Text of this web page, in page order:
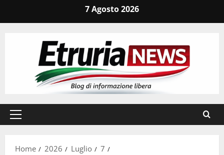
7 Agosto 2026
Menu
Home
2026 Luglio
7